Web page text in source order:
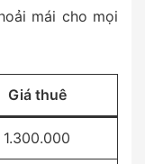
mái cho mọi
Giá thuê
1.300.000